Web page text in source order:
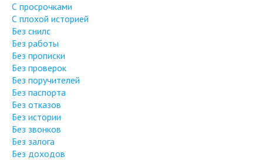
С просрочками
С плохой историей
Без снилс
Без работы
Без прописки
Без проверок
Без поручителей
Без паспорта
Без отказов
Без истории
Без звонков
Без залога
Без доходов